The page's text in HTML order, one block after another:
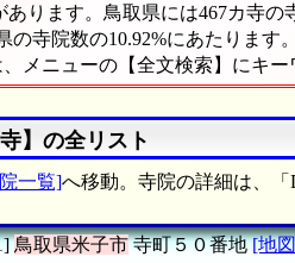
あります。鳥取県には467カ寺
の寺院数の10.92%にあたります
メニューの【全文検索】にキー
】の全リスト
一覧]へ移動。寺院の詳細は、
鳥取県米子市寺町５０番地 [地